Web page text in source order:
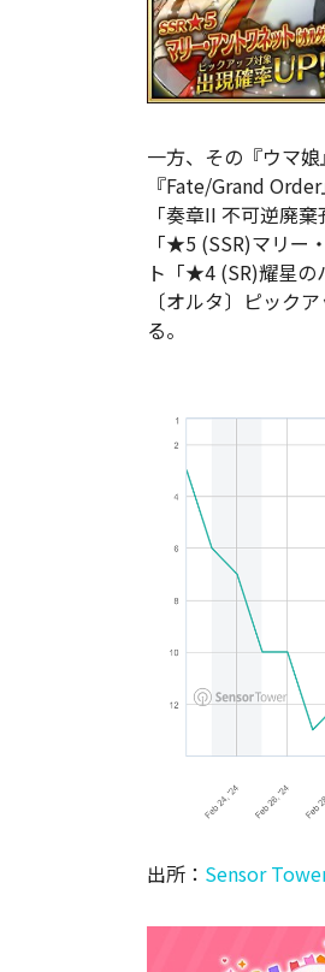
一方、その『ウマ
『Fate/Grand
「奏章II 不可逆廃
「★5 (SSR)マリー
ト「★4 (SR)耀星の
〔オルタ〕ピック
る。
出所： Sensor